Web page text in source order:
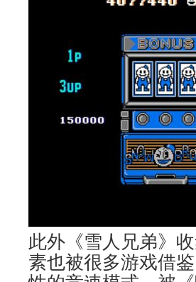
此外《雪人兄弟》
素也被很多游戏借